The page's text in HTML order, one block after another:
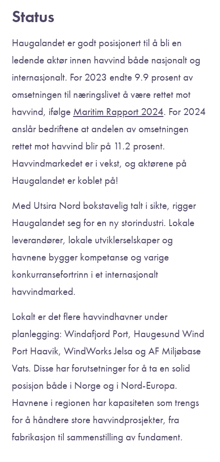
Status
Haugalandet er godt posisjonert til å bli en
ledende aktør innen havvind både nasjonalt og
internasjonalt. For 2023 endte 9.9 prosent av
omsetningen til næringslivet å være rettet mot
havvind, ifølge Maritim Rapport 2024. For 2024
anslår bedriftene at andelen av omsetningen
rettet mot havvind blir på 11.2 prosent.
Havvindmarkedet er i vekst, og aktørene på
Haugalandet er koblet på!
Med Utsira Nord bokstavelig talt i sikte, rigger
Haugalandet seg for en ny storindustri. Lokale
leverandører, lokale utviklerselskaper og
havnene bygger kompetanse og varige
konkurransefortrinn i et internasjonalt
havvindmarked.
Lokalt er det flere havvindhavner under
planlegging: Windafjord Port, Haugesund Wind
Port Haavik, WindWorks Jelsa og AF Miljøbase
Vats. Disse har forutsetninger for å ta en solid
posisjon både i Norge og i Nord-Europa.
Havnene i regionen har kapasiteten som trengs
for å håndtere store havvindprosjekter, fra
fabrikasjon til sammenstilling av fundament.